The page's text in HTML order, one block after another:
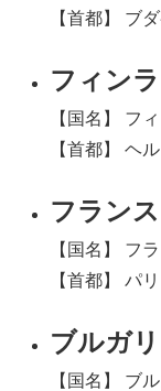
【首都】 ブ
フィン
【国名】 フ
【首都】 ヘ
フランス
【国名】 フ
【首都】 パ
ブルガ
【国名】 ブ